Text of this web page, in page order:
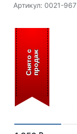
Артикул: 0021-967
С
н
я
т
о
с
п
р
о
д
аж